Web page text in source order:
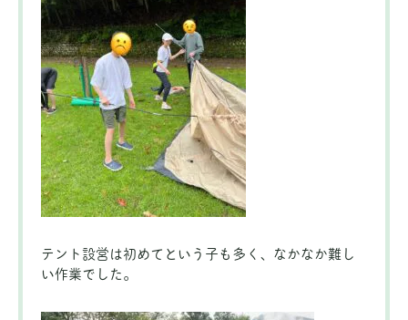
テント設営は初めてという子も多く、なかなか難し
い作業でした。